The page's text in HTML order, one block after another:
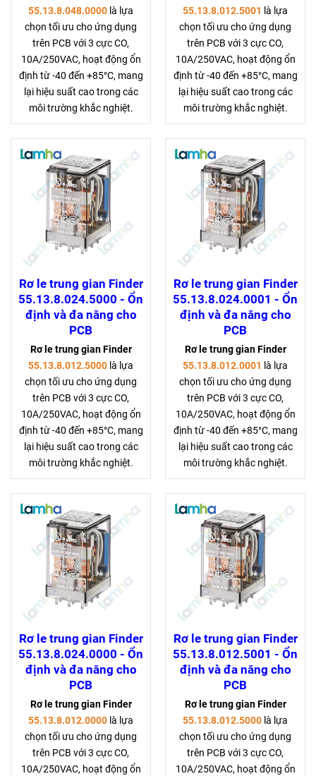
55.13.8.048.0000 là lựa
chọn tối ưu cho ứng dụng
trên PCB với 3 cực CO,
10A/250VAC, hoạt động ổn
định từ -40 đến +85°C, mang
lại hiệu suất cao trong các
môi trường khắc nghiệt.
55.13.8.012.5001 là lựa
chọn tối ưu cho ứng dụng
trên PCB với 3 cực CO,
10A/250VAC, hoạt động ổn
định từ -40 đến +85°C, mang
lại hiệu suất cao trong các
môi trường khắc nghiệt.
Rơ le trung gian Finder
55.13.8.024.5000 - Ổn
định và đa năng cho
PCB
Rơ le trung gian Finder
55.13.8.012.5000 là lựa
chọn tối ưu cho ứng dụng
trên PCB với 3 cực CO,
10A/250VAC, hoạt động ổn
định từ -40 đến +85°C, mang
lại hiệu suất cao trong các
môi trường khắc nghiệt.
Rơ le trung gian Finder
55.13.8.024.0001 - Ổn
định và đa năng cho
PCB
Rơ le trung gian Finder
55.13.8.012.0001 là lựa
chọn tối ưu cho ứng dụng
trên PCB với 3 cực CO,
10A/250VAC, hoạt động ổn
định từ -40 đến +85°C, mang
lại hiệu suất cao trong các
môi trường khắc nghiệt.
Rơ le trung gian Finder
55.13.8.024.0000 - Ổn
định và đa năng cho
PCB
Rơ le trung gian Finder
55.13.8.012.0000 là lựa
chọn tối ưu cho ứng dụng
trên PCB với 3 cực CO,
10A/250VAC, hoạt động ổn
Rơ le trung gian Finder
55.13.8.012.5001 - Ổn
định và đa năng cho
PCB
Rơ le trung gian Finder
55.13.8.012.5000 là lựa
chọn tối ưu cho ứng dụng
trên PCB với 3 cực CO,
10A/250VAC, hoạt động ổn